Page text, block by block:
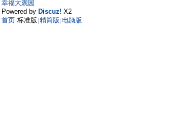
幸福大观园
Powered by Discuz! X2
首页 标准版 精简版 电脑版